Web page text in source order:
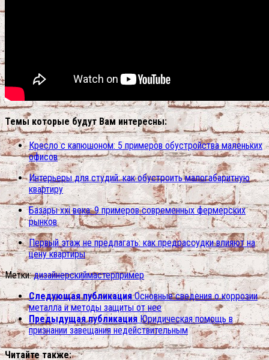
Темы которые будут Вам интересны:
Кресло с капюшоном: 5 примеров обустройства маленьких
офисов
Интерьеры для студий: как обустроить малогабаритную
квартиру
Базары xxi века: 9 примеров современных фермерских
рынков
Первый этаж не предлагать: как предрассудки влияют на
цену квартиры
Метки: дизайнерскиймастерпример
Следующая публикация Основные сведения о коррозии
металла и методы защиты от нее
Предыдущая публикация Юридическая помощь в
признании завещания недействительным
Читайте также: